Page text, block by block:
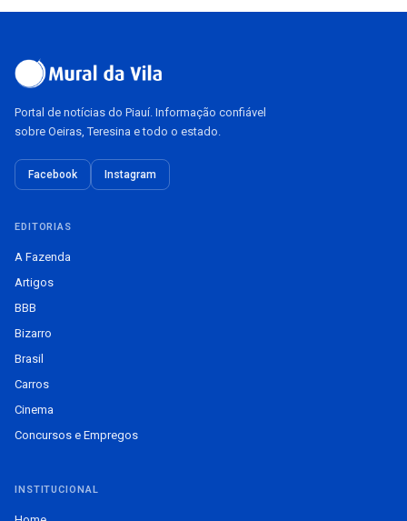
Portal de notícias do Piauí. Informação confiável
sobre Oeiras, Teresina e todo o estado.
Facebook Instagram
EDITORIAS
A Fazenda
Artigos
BBB
Bizarro
Brasil
Carros
Cinema
Concursos e Empregos
INSTITUCIONAL